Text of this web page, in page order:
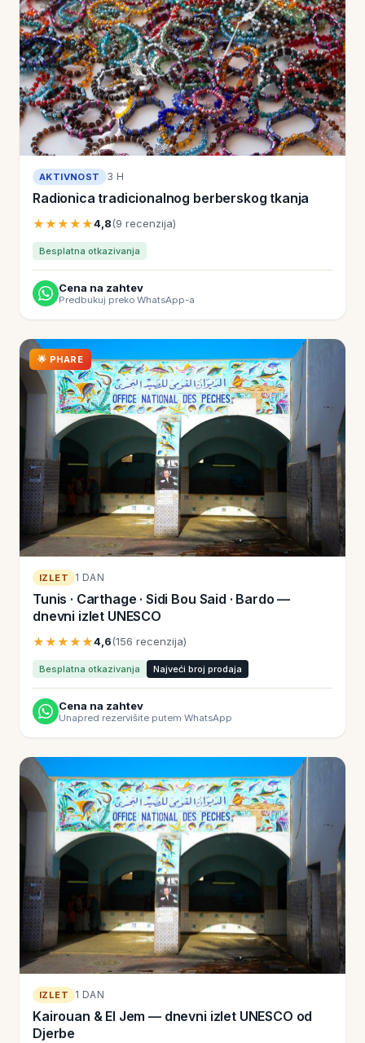
AKTIVNOST 3 H
Radionica tradicionalnog berberskog tkanja
★★★★★4,8(9 recenzija)
Besplatna otkazivanja
Cena na zahtev
Predbukuj preko WhatsApp-a
🌟 PHARE
IZLET 1 DAN
Tunis · Carthage · Sidi Bou Said · Bardo —
dnevni izlet UNESCO
★★★★★4,6(156 recenzija)
Besplatna otkazivanja Najveći broj prodaja
Cena na zahtev
Unapred rezervišite putem WhatsApp
IZLET 1 DAN
Kairouan & El Jem — dnevni izlet UNESCO od
Djerbe